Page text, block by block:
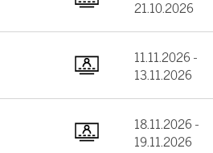
21.10.2026
11.11.2026 -
13.11.2026
18.11.2026 -
19.11.2026